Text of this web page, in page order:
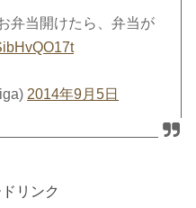
弁当開けたら、弁当が
2014年9月5日
リンク